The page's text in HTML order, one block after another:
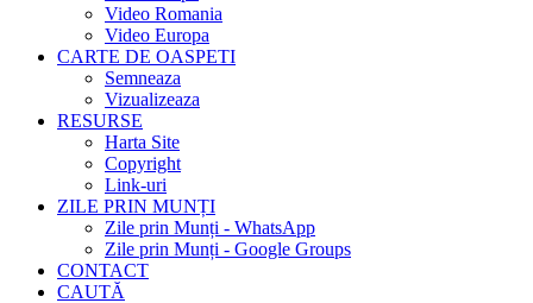
Video Romania
Video Europa
CARTE DE OASPETI
Semneaza
Vizualizeaza
RESURSE
Harta Site
Copyright
Link-uri
ZILE PRIN MUNȚI
Zile prin Munți - WhatsApp
Zile prin Munți - Google Groups
CONTACT
CAUTĂ